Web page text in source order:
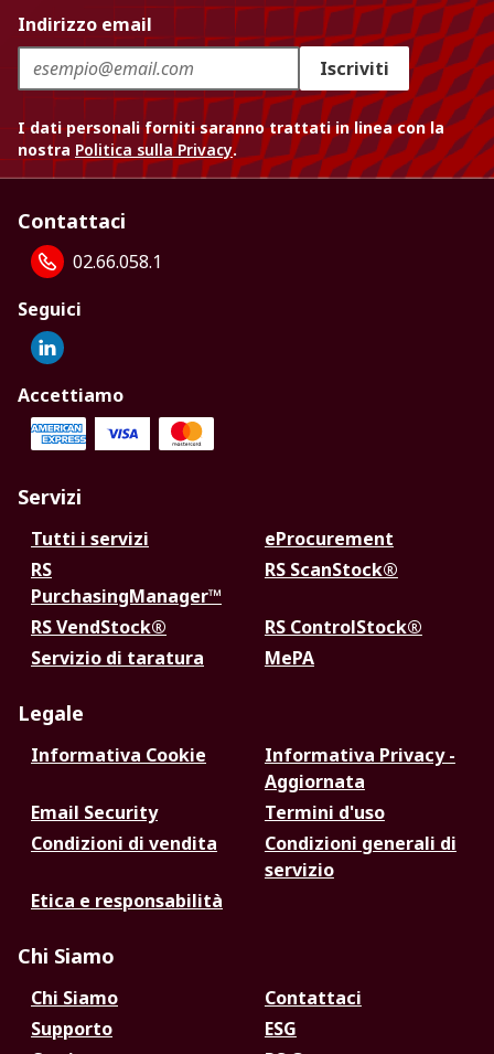
Indirizzo email
Iscriviti
I dati personali forniti saranno trattati in linea con la
nostra Politica sulla Privacy.
Contattaci
02.66.058.1
Seguici
Accettiamo
Servizi
Tutti i servizi
eProcurement
RS
PurchasingManager™
RS ScanStock®
RS VendStock®
RS ControlStock®
Servizio di taratura
MePA
Legale
Informativa Cookie
Informativa Privacy -
Aggiornata
Email Security
Termini d'uso
Condizioni di vendita
Condizioni generali di
servizio
Etica e responsabilità
Chi Siamo
Chi Siamo
Contattaci
Supporto
ESG